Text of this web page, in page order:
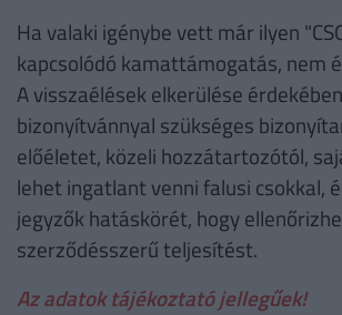
Ha valaki igénybe vett már ilyen
kapcsolódó kamattámogatás, nem
A visszaélések elkerülése
bizonyítvánnyal szükséges
előéletet, közeli hozzátartozótól,
lehet ingatlant venni falusi csokkal,
jegyzők hatáskörét, hogy
szerződésszerű teljesítést.
Az adatok tájékoztató jellegűek!